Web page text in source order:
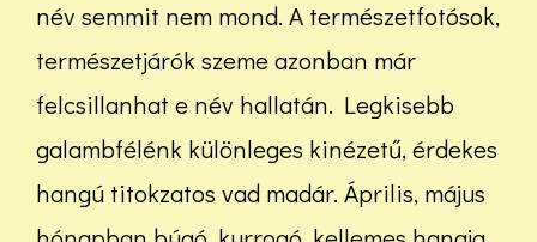
név semmit nem mond. A természetfotósok,
természetjárók szeme azonban már
felcsillanhat e név hallatán. Legkisebb
galambfélénk különleges kinézetű, érdekes
hangú titokzatos vad madár. Április, május